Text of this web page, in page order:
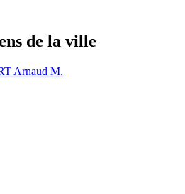
de la ville
Arnaud M.